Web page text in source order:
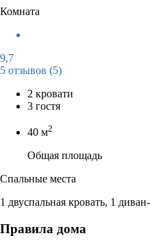
Комната
9,7
5 отзывов (5)
2 кровати
3 гостя
40 м2
Общая площадь
Спальные места
1 двуспальная кровать, 1
Правила дома